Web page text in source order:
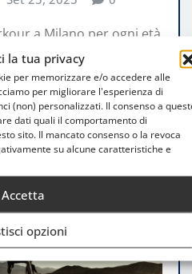
la tua privacy
per memorizzare e/o accedere alle
per migliorare l'esperienza di
(non) personalizzati. Il consenso a
dati quali il comportamento di
sito. Il mancato consenso o la revoca
su alcune caratteristiche e
Accetta
opzioni
a Milano per ogni età
per gli appassionati